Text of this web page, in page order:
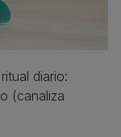
diario:
(canaliza